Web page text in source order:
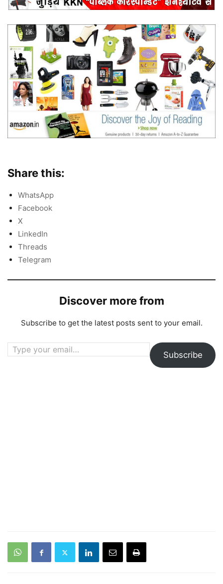
Share this:
WhatsApp
Facebook
X
LinkedIn
Threads
Telegram
Discover more from
Subscribe to get the latest posts sent to your email.
Type your email…
Subscribe